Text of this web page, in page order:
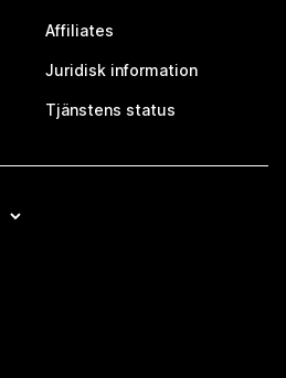
Affiliates
Juridisk information
Tjänstens status